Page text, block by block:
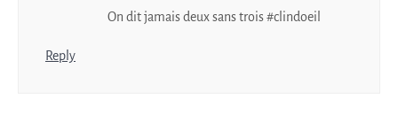
On dit jamais deux sans trois #clindoeil
Reply